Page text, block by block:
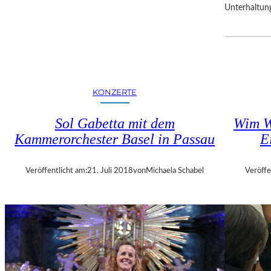
R
E
L
E
KONZERTE
Sol Gabetta mit dem
Kammerorchester Basel in Passau
Veröffentlicht am:21. Juli 2018vonMichaela Schabel
Wim